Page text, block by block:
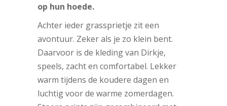
op hun hoede.
Achter ieder grassprietje zit een
avontuur. Zeker als je zo klein bent.
Daarvoor is de kleding van Dirkje,
speels, zacht en comfortabel. Lekker
warm tijdens de koudere dagen en
luchtig voor de warme zomerdagen.